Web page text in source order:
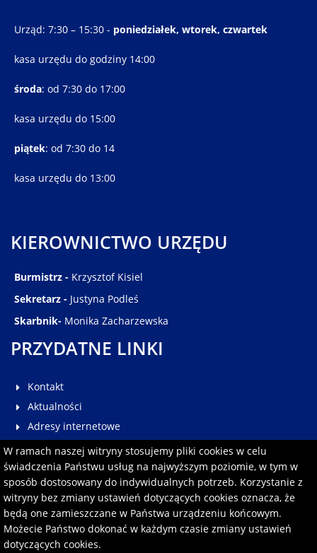
W ramach naszej witryny stosujemy pliki cookies w celu
świadczenia Państwu usług na najwyższym poziomie, w tym w
sposób dostosowany do indywidualnych potrzeb. Korzystanie z
witryny bez zmiany ustawień dotyczących cookies oznacza, że
będą one zamieszczane w Państwa urządzeniu końcowym.
Możecie Państwo dokonać w każdym czasie zmiany ustawień
dotyczących cookies.
Urząd: 7:30 – 15:30 - poniedziałek, wtorek, czwartek
kasa urzędu do godziny 14:00
środa: od 7:30 do 17:00
kasa urzędu do 15:00
piątek: od 7:30 do 14
kasa urzędu do 13:00
KIEROWNICTWO URZĘDU
Burmistrz - Krzysztof Kisiel
Sekretarz - Justyna Podleś
Skarbnik- Monika Zacharzewska
PRZYDATNE LINKI
Kontakt
Aktualności
Adresy internetowe
Galeria
Multimedia
Pomoc
Redakcja serwisu
Formularz kontaktowy
Polityka prywatności